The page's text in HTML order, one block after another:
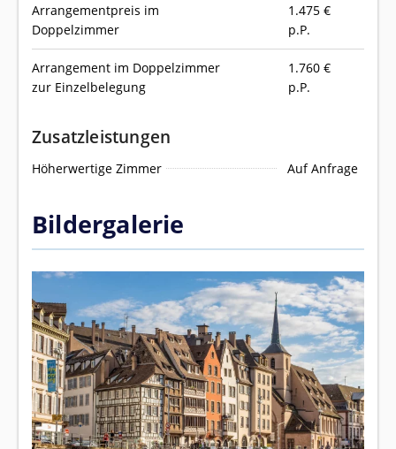
Arrangementpreis im
Doppelzimmer
1.475 €
p.P.
Arrangement im Doppelzimmer
zur Einzelbelegung
1.760 €
p.P.
Zusatzleistungen
Höherwertige Zimmer Auf Anfrage
Bildergalerie